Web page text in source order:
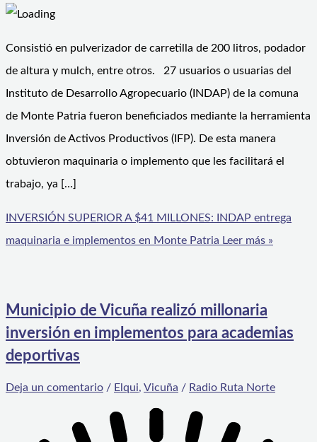
Consistió en pulverizador de carretilla de 200 litros, podador
de altura y mulch, entre otros. 27 usuarios o usuarias del
Instituto de Desarrollo Agropecuario (INDAP) de la comuna
de Monte Patria fueron beneficiados mediante la herramienta
Inversión de Activos Productivos (IFP). De esta manera
obtuvieron maquinaria o implemento que les facilitará el
trabajo, ya […]
INVERSIÓN SUPERIOR A $41 MILLONES: INDAP entrega
maquinaria e implementos en Monte Patria Leer más »
Municipio de Vicuña realizó millonaria
inversión en implementos para academias
deportivas
Deja un comentario / Elqui, Vicuña / Radio Ruta Norte